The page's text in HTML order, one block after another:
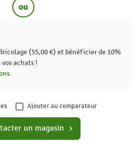
ou
(55,00 €) et bénéficier de 10%
achats !
Ajouter au comparateur
un magasin chevron_right